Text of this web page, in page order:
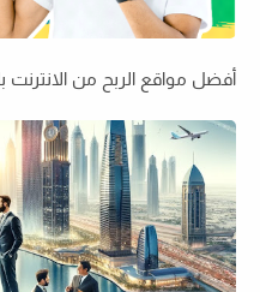
أفضل مواقع الربح من الانترنت